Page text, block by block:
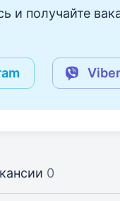
и получайте
Viber
0